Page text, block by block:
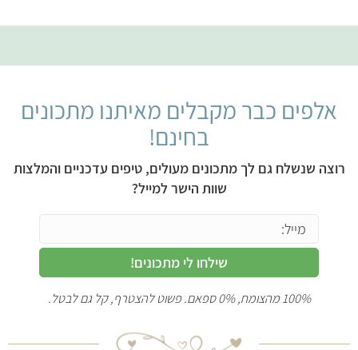
אלפים כבר מקבלים מאיתנו מתכונים
בחינם!
רוצה שנשלח גם לך מתכונים מעולים, טיפים עדכניים והמלצות
שוות הישר למייל?
שילחו לי מתכונים!
100% מהצומח, 0% ספאם. פשוט להצטרף, קל גם לבטל.